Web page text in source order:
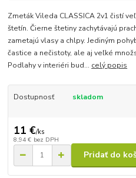
Zmeták Vileda CLASSICA 2v1 čistí
štetín. Čierne štetiny zachytávajú
zametajú vlasy a chlpy. Jediným
častice a nečistoty, ale aj veľké
Podlahy v interiéri bud... celý popis
Dostupnosť skladom
11 €/ks
8,94 € bez DPH
Pridať do